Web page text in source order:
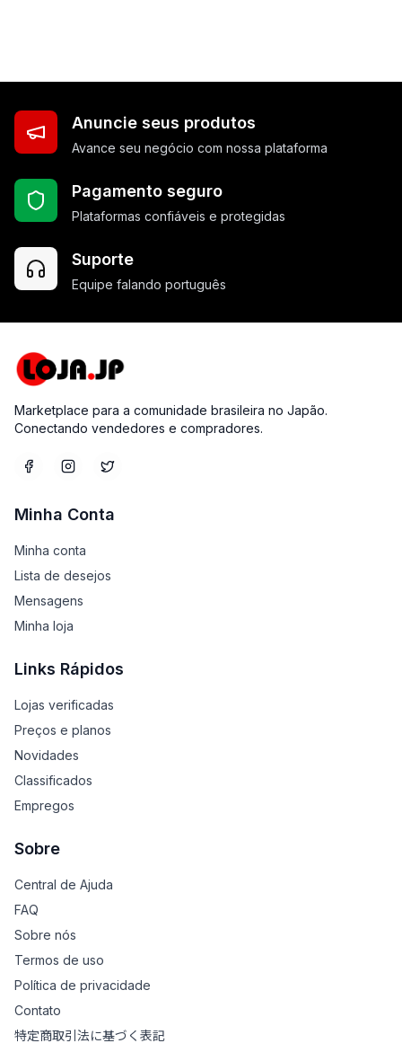
Anuncie seus produtos
Avance seu negócio com nossa plataforma
Pagamento seguro
Plataformas confiáveis e protegidas
Suporte
Equipe falando português
Marketplace para a comunidade brasileira no Japão.
Conectando vendedores e compradores.
Minha Conta
Minha conta
Lista de desejos
Mensagens
Minha loja
Links Rápidos
Lojas verificadas
Preços e planos
Novidades
Classificados
Empregos
Sobre
Central de Ajuda
FAQ
Sobre nós
Termos de uso
Política de privacidade
Contato
特定商取引法に基づく表記